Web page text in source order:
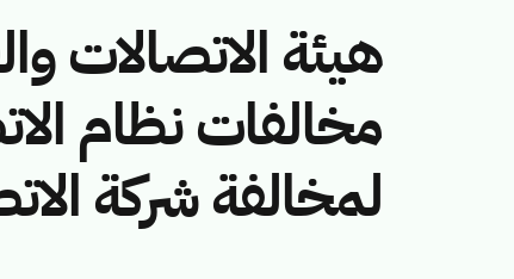
هيئة الاتصالات
لمخالفة شركة